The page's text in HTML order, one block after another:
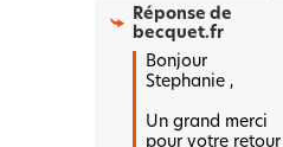
Réponse de
becquet.fr
Bonjour
Stephanie ,
Un grand merci
pour votre retour